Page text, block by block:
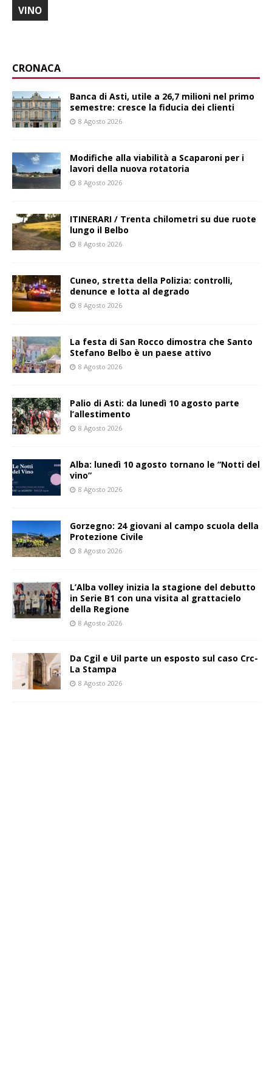
VINO
CRONACA
Banca di Asti, utile a 26,7 milioni nel primo
semestre: cresce la fiducia dei clienti
8 Agosto 2026
Modifiche alla viabilità a Scaparoni per i
lavori della nuova rotatoria
8 Agosto 2026
ITINERARI / Trenta chilometri su due ruote
lungo il Belbo
8 Agosto 2026
Cuneo, stretta della Polizia: controlli,
denunce e lotta al degrado
8 Agosto 2026
La festa di San Rocco dimostra che Santo
Stefano Belbo è un paese attivo
8 Agosto 2026
Palio di Asti: da lunedì 10 agosto parte
l’allestimento
8 Agosto 2026
Alba: lunedì 10 agosto tornano le “Notti del
vino”
8 Agosto 2026
Gorzegno: 24 giovani al campo scuola della
Protezione Civile
8 Agosto 2026
L’Alba volley inizia la stagione del debutto
in Serie B1 con una visita al grattacielo
della Regione
8 Agosto 2026
Da Cgil e Uil parte un esposto sul caso Crc-
La Stampa
8 Agosto 2026